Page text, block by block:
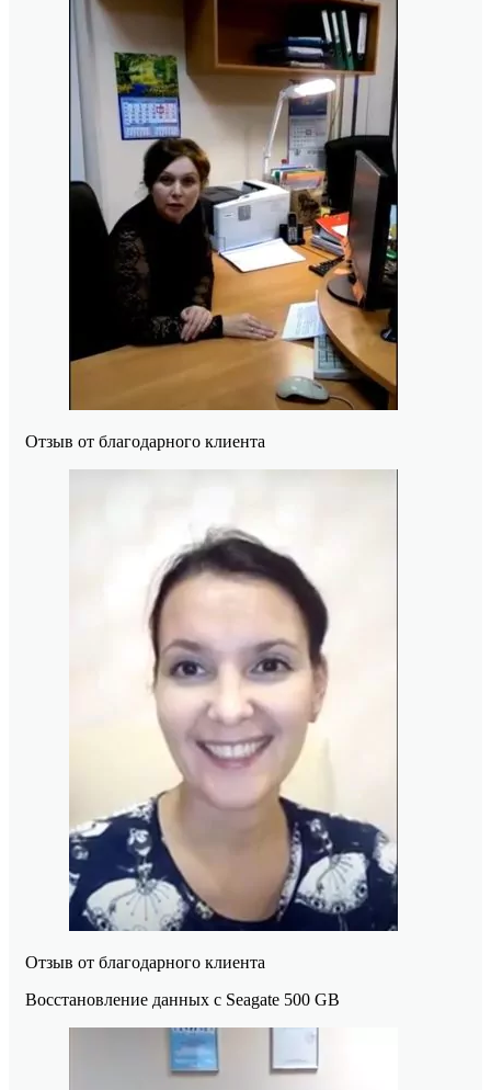
Отзыв от благодарного клиента
Отзыв от благодарного клиента
Восстановление данных с Seagate 500 GB